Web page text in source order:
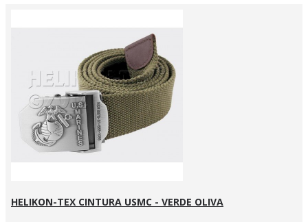
HELIKON-TEX CINTURA USMC - VERDE OLIVA